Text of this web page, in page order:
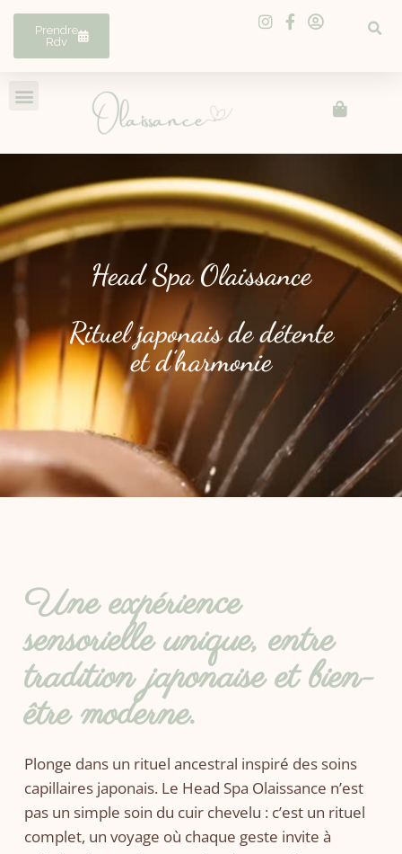
Prendre
Rdv
Head Spa Olaissance
Rituel japonais de détente
et d’harmonie
Une expérience
sensorielle unique, entre
tradition japonaise et bien-
être moderne.
Plonge dans un rituel ancestral inspiré des soins
capillaires japonais. Le Head Spa Olaissance n’est
pas un simple soin du cuir chevelu : c’est un rituel
complet, un voyage où chaque geste invite à